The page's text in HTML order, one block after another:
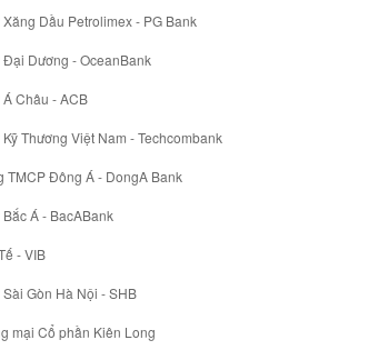
Dầu Petrolimex - PG Bank
Dương - OceanBank
Châu - ACB
Thương Việt Nam - Techcombank
TMCP Đông Á - DongA Bank
Á - BacABank
- VIB
Gòn Hà Nội - SHB
mại Cổ phần Kiên Long